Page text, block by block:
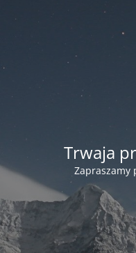
Trwaja
Zapraszamy